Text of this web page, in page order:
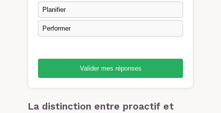
Planifier
Performer
Valider mes réponses
La distinction entre proactif et